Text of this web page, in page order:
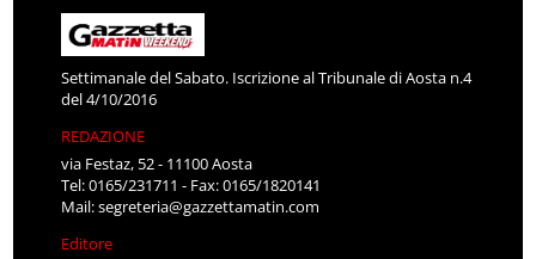
Settimanale del Sabato. Iscrizione al Tribunale di Aosta n.4
del 4/10/2016
REDAZIONE
via Festaz, 52 - 11100 Aosta
Tel: 0165/231711 - Fax: 0165/1820141
Mail:segreteria@gazzettamatin.com
Editore